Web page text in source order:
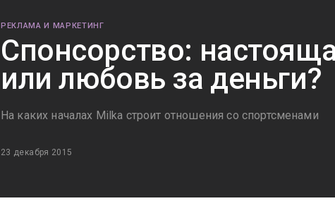
РЕКЛАМА И МАРКЕТИНГ
Спонсорство:
или любовь за деньги?
На каких началах Milka строит отношения со спортсменами
23 декабря 2015